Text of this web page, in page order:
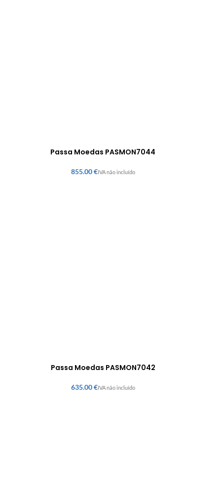
Passa Moedas PASMON7044
€
Passa Moedas PASMON7042
€